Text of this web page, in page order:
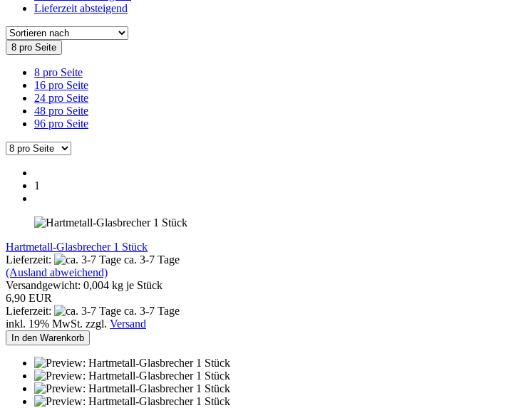
Lieferzeit absteigend
8 pro Seite
8 pro Seite
16 pro Seite
24 pro Seite
48 pro Seite
96 pro Seite
1
Hartmetall-Glasbrecher 1 Stück
Lieferzeit:
ca. 3-7 Tage
(Ausland abweichend)
Versandgewicht: 0,004 kg je Stück
6,90 EUR
Lieferzeit:
ca. 3-7 Tage
inkl. 19% MwSt. zzgl. Versand
In den Warenkorb